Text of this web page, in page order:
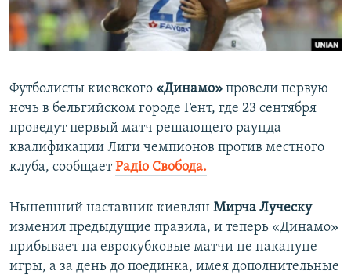
ПОБЕДИТЕЛЕЙ НЕ СУДЯТ?
КРЫМ.НЕПОКОРЕННЫЙ
УКРАИНСКАЯ ПРОБЛЕМА КРЫМА
ПРИСОЕДИНЯЙТЕСЬ!
Все сайты RFE/RL
Футболисты киевского «Динамо» провели первую
ночь в бельгийском городе Гент, где 23 сентября
проведут первый матч решающего раунда
квалификации Лиги чемпионов против местного
клуба, сообщаетРадіо Свобода.
Нынешний наставник киевлян Мирча Луческу
изменил предыдущие правила, и теперь «Динамо»
прибывает на еврокубковые матчи не накануне
игры, а за день до поединка, имея дополнительные